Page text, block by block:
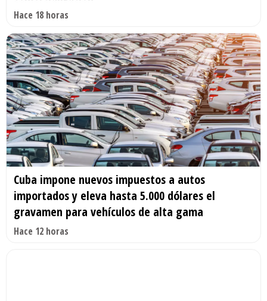
Hace 18 horas
Cuba impone nuevos impuestos a autos
importados y eleva hasta 5.000 dólares el
gravamen para vehículos de alta gama
Hace 12 horas